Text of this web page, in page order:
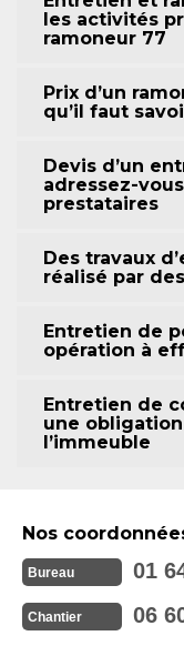
les activités
ramoneur 77
Prix d’un
qu’il faut
Devis d’un
adressez-
prestataires
Des travaux
réalisé par
Entretien de
opération à
Entretien de
une
l’immeuble
Nos
Bureau 01
Chantier 06